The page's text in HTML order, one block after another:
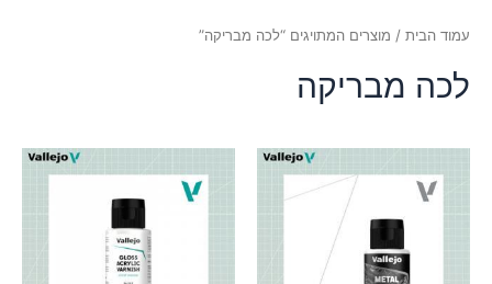
add_circle_outline הגדלת גופן
spellcheck גופן קריא
brightness_low ניגודיות כהה
format_underlined הוסף קו תחתון לקישורים
סמן קישורים
עמוד הבית / מוצרים המתויגים “לכה מבריקה”
לכה מבריקה